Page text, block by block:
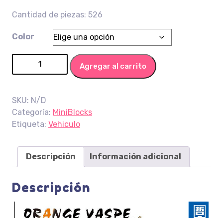
Cantidad de piezas: 526
Color
Moto Vespa cantidad
Agregar al carrito
SKU: N/D
Categoría: MiniBlocks
Etiqueta: Vehiculo
Descripción Información adicional
Descripción